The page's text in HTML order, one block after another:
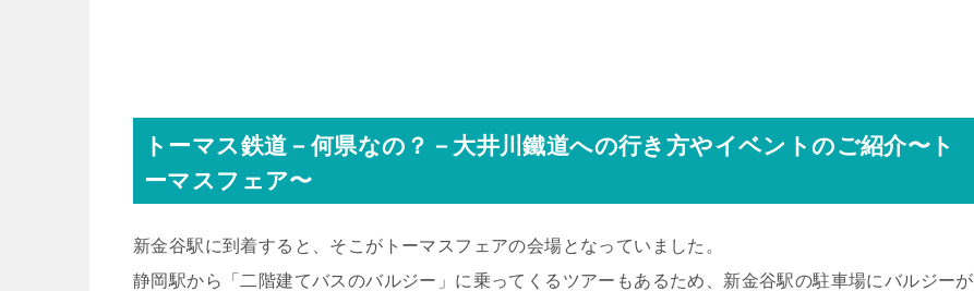
トーマス鉄道－何県なの？－大井川鐵道への行き方やイベントのご紹介〜ト
ーマスフェア〜
新金谷駅に到着すると、そこがトーマスフェアの会場となっていました。
静岡駅から「二階建てバスのバルジー」に乗ってくるツアーもあるため、新金谷駅の駐車場にバルジーが